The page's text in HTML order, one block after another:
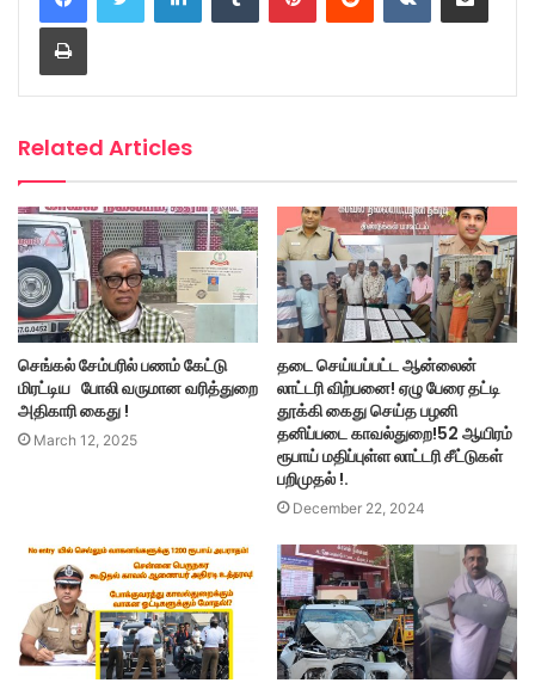
Print
Related Articles
செங்கல் சேம்பரில் பணம் கேட்டு
மிரட்டிய போலி வருமான வரித்துறை
அதிகாரி கைது !
March 12, 2025
தடை செய்யப்பட்ட ஆன்லைன்
லாட்டரி விற்பனை! ஏழு பேரை தட்டி
தூக்கி கைது செய்த பழனி
தனிப்படை காவல்துறை!52 ஆயிரம்
ரூபாய் மதிப்புள்ள லாட்டரி சீட்டுகள்
பறிமுதல் !.
December 22, 2024